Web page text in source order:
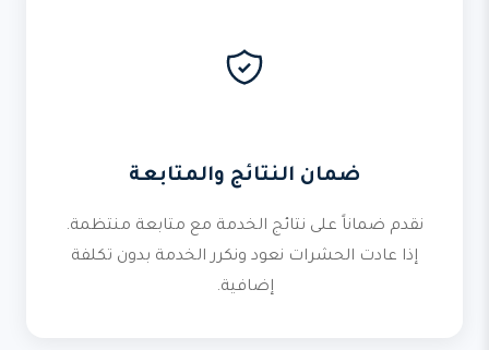
ضمان النتائج والمتابعة
نقدم ضماناً على نتائج الخدمة مع متابعة منتظمة.
إذا عادت الحشرات نعود ونكرر الخدمة بدون تكلفة
إضافية.